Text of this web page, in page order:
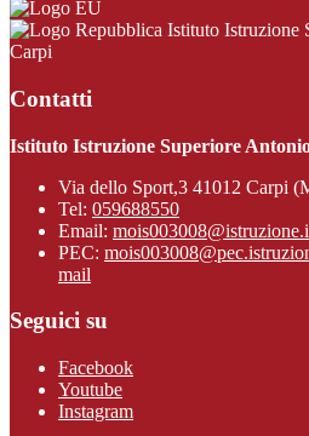
Istituto Istruzione
Carpi
Contatti
Istituto Istruzione Superiore
Via dello Sport,3 41012 Carpi
Tel: 059688550
Email:
PEC:
mail
Seguici su
Facebook
Youtube
Instagram